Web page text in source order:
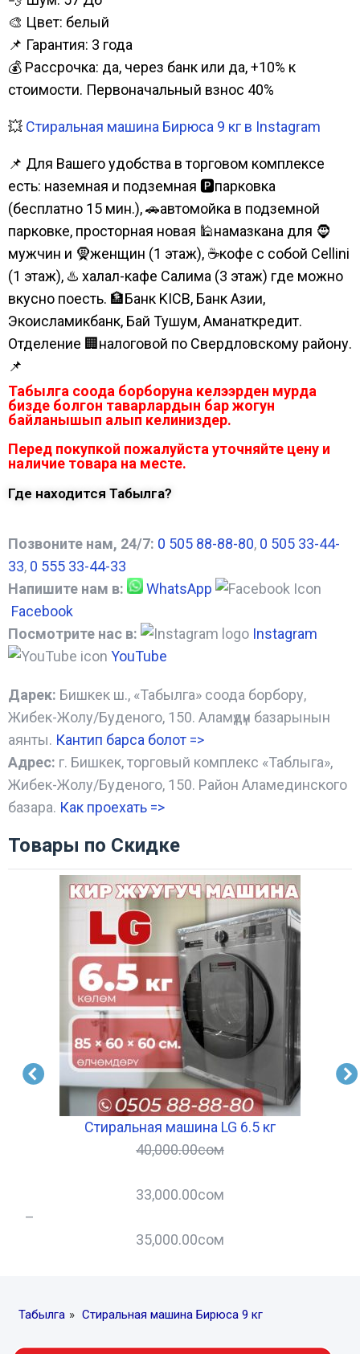
🎨 Цвет: белый
📌 Гарантия: 3 года
💰 Рассрочка: да, через банк или да, +10% к
стоимости. Первоначальный взнос 40%
💥 Стиральная машина Бирюса 9 кг в Instagram
📌 Для Вашего удобства в торговом комплексе
есть: наземная и подземная 🅿парковка
(бесплатно 15 мин.), 🚗автомойка в подземной
парковке, просторная новая 🕌намазкана для 🧔
мужчин и 🧕женщин (1 этаж), ☕кофе с собой Cellini
(1 этаж), ♨️ халал-кафе Салима (3 этаж) где можно
вкусно поесть. 🏦Банк KICB, Банк Азии,
Экоисламикбанк, Бай Тушум, Аманаткредит.
Отделение 🏢налоговой по Свердловскому району.
📌
Табылга соода борборуна келээрден мурда
бизде болгон таварлардын бар жогун
байланышып алып келиниздер.
Перед покупкой пожалуйста уточняйте цену и
наличие товара на месте.
Где находится Табылга?
Позвоните нам, 24/7: 0 505 88-88-80, 0 505 33-44-
33, 0 555 33-44-33
Напишите нам в:
WhatsApp
Facebook
Посмотрите нас в:
Instagram
YouTube
Дарек: Бишкек ш., «Табылга» соода борбору,
Жибек-Жолу/Буденого, 150. Аламүдүн базарынын
аянты. Кантип барса болот =>
Адрес: г. Бишкек, торговый комплекс «Таблыга»,
Жибек-Жолу/Буденого, 150. Район Аламединского
базара. Как проехать =>
Товары по Скидке
Стиральная машина LG 6.5 кг
40,000.00сом
33,000.00сом
–
35,000.00сом
Табылга » Стиральная машина Бирюса 9 кг